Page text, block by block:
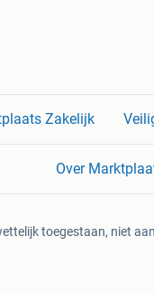
Zakelijk
Over
toegestaan, niet